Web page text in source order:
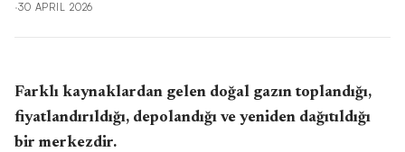
·30 APRIL 2026
Farklı kaynaklardan gelen doğal gazın toplandığı,
fiyatlandırıldığı, depolandığı ve yeniden dağıtıldığı
bir merkezdir.